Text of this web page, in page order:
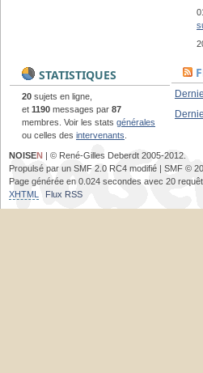
STATISTIQUES
20 sujets en ligne,
et 1190 messages par 87
membres. Voir les stats générales
ou celles des intervenants
NOISEN | © René-Gilles Deberdt 2005-2012.
Propulsé par un SMF 2.0 RC4 modifié | SMF ©
Page générée en 0.024 secondes avec 20
XHTML
Flux RSS